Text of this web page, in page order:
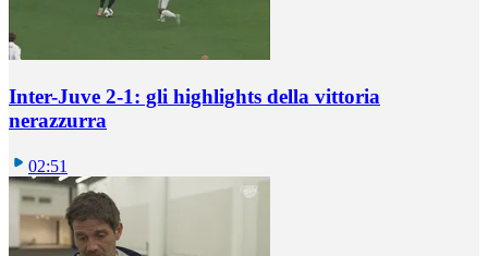
Inter-Juve 2-1: gli highlights della vittoria
nerazzurra
02:51